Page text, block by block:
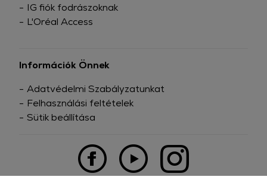
IG fiók fodrászoknak
L'Oréal Access
Információk Önnek
Adatvédelmi Szabályzatunkat
Felhasználási feltételek
Sütik beállítása